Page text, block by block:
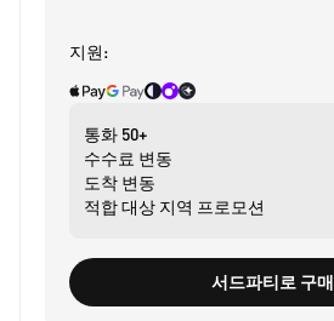
지원:
통화 50+
수수료 변동
도착 변동
적합 대상 지역 프로모션
서드파티로 구매